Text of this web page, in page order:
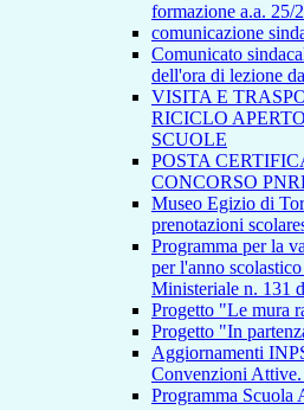
formazione a.a. 25/
comunicazione
Comunicato
dell'ora di lezione
VISITA E
RICICLO
SCUOLE
POSTA
CONCORSO
Museo Egizio di
prenotazioni
Programma per la
per l'anno
Ministeriale n. 131
Progetto "Le mura
Progetto "In
Aggiornamenti
Convenzioni Attive.
Programma Scuola